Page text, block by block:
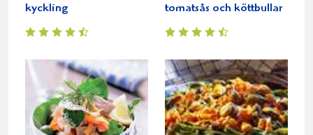
kyckling
tomatsås och köttbullar